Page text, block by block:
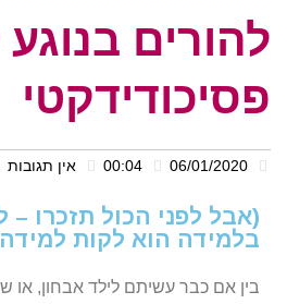
להורים
פסיכודידקטי
אין תגובות
(אבל לפני הכול תזכרו –
בלמידה הוא לקות
בין אם כבר עשיתם לילד אבחון, או